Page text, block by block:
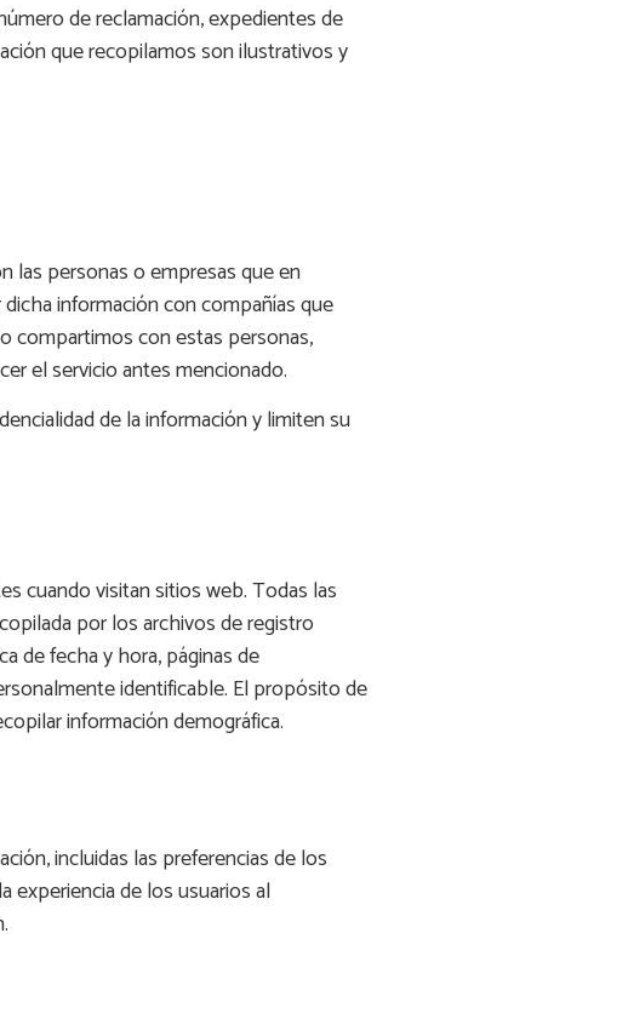
de reclamación, expedientes de
que recopilamos son ilustrativos y
las personas o empresas que en
información con compañías que
compartimos con estas personas,
el servicio antes mencionado.
de la información y limiten su
cuando visitan sitios web. Todas las
por los archivos de registro
de fecha y hora, páginas de
identificable. El propósito de
información demográfica.
incluidas las preferencias de los
experiencia de los usuarios al